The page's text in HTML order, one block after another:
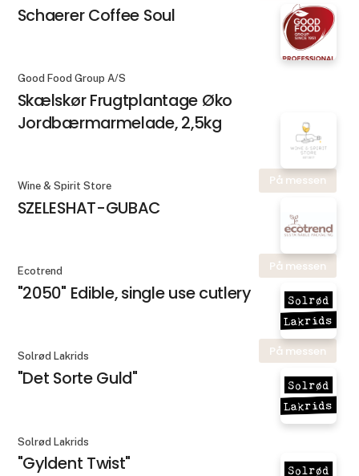
Schaerer Coffee Soul
Good Food Group A/S
Skælskør Frugtplantage Øko
Jordbærmarmelade, 2,5kg
På messen
Wine & Spirit Store
SZELESHAT-GUBAC
På messen
Ecotrend
"2050" Edible, single use cutlery
På messen
Solrød Lakrids
"Det Sorte Guld"
Solrød Lakrids
"Gyldent Twist"